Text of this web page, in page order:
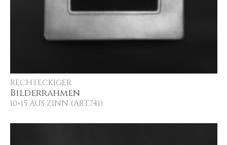
RECHTECKIGER
Bilderrahmen
10×15 AUS ZINN (ART.741)